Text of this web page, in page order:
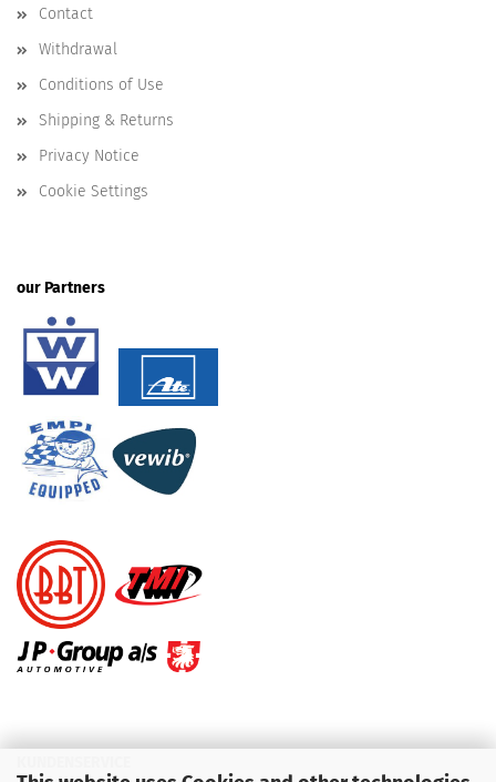
Contact
Withdrawal
Conditions of Use
Shipping & Returns
Privacy Notice
Cookie Settings
our Partners